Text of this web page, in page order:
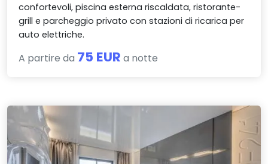
confortevoli, piscina esterna riscaldata, ristorante-
grill e parcheggio privato con stazioni di ricarica per
auto elettriche.
A partire da 75 EUR a notte